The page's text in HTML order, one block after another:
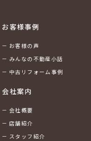
お客様事例
お客様の声
みんなの不動産小話
中古リフォーム事例
会社案内
会社概要
店舗紹介
スタッフ紹介